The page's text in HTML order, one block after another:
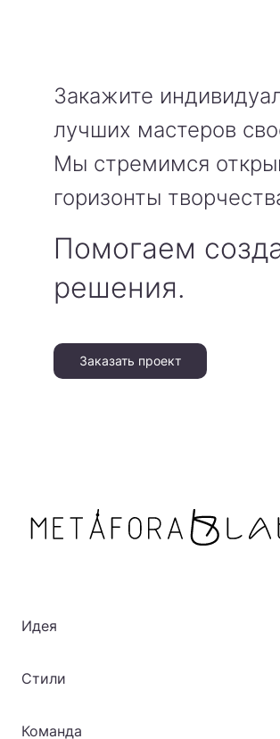
Закажите
лучших мастеров
Мы стремимся
горизонты
Помогаем
решения.
Заказать проект
Идея
Стили
Команда